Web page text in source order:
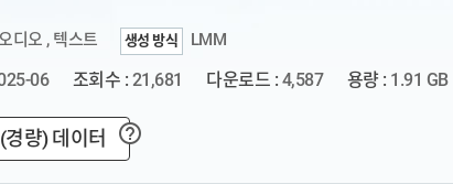
디오 , 텍스트 생성 방식 LMM
06 조회수 : 21,681 다운로드 : 4,587 용량 : 1.91 GB
경량) 데이터 ?